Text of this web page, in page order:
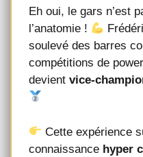
Eh oui, le gars n’est
l’anatomie !
soulevé des barres
compétitions de
devient vice-
Cette expérience
connaissance hyper